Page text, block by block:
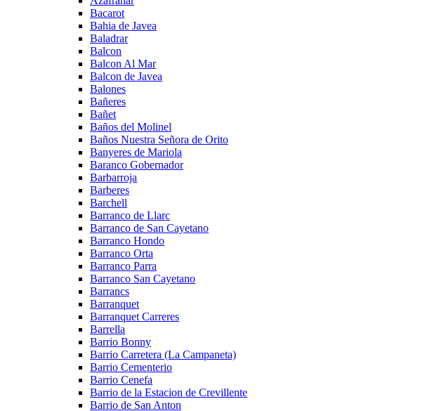
Bacarot
Bahia de Javea
Baladrar
Balcon
Balcon Al Mar
Balcon de Javea
Balones
Bañeres
Bañet
Baños del Molinel
Baños Nuestra Señora de Orito
Banyeres de Mariola
Baranco Gobernador
Barbarroja
Barberes
Barchell
Barranco de Llarc
Barranco de San Cayetano
Barranco Hondo
Barranco Orta
Barranco Parra
Barranco San Cayetano
Barrancs
Barranquet
Barranquet Carreres
Barrella
Barrio Bonny
Barrio Carretera (La Campaneta)
Barrio Cementerio
Barrio Cenefa
Barrio de la Estacion de Crevillente
Barrio de San Anton